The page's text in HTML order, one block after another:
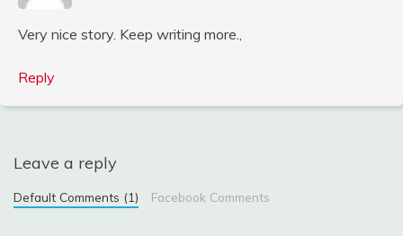
Very nice story. Keep writing more.,
Reply
Leave a reply
Default Comments (1) Facebook Comments